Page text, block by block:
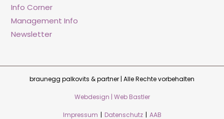
Info Corner
Management Info
Newsletter
braunegg palkovits & partner | Alle Rechte vorbehalten
Webdesign | Web Bastler
Impressum | Datenschutz | AAB